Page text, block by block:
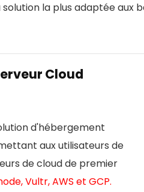
la plus adaptée aux
Cloud
d'hébergement
aux utilisateurs de
de cloud de premier
Vultr, AWS et GCP.